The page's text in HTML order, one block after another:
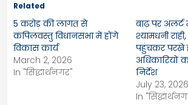
Related
5 करोड़ की लागत से
कपिलवस्तु विधानसभा में होंगे
विकास कार्य
March 2, 2026
In "सिद्धार्थनगर"
बाढ़ पर अलर्ट
श्यामधनी
पहुंचकर परखे
अधिकारियों
निर्देश
July 23, 2026
In